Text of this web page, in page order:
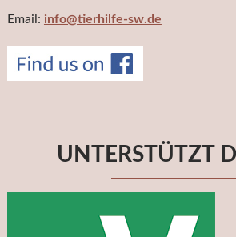
Email: info@tierhilfe-sw.de
UNTERSTÜTZT